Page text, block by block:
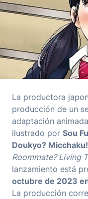
La productora
producción de un
adaptación
ilustrado por Sou
Doukyo?
Roommate? Living
lanzamiento está
octubre de 2023
La producción